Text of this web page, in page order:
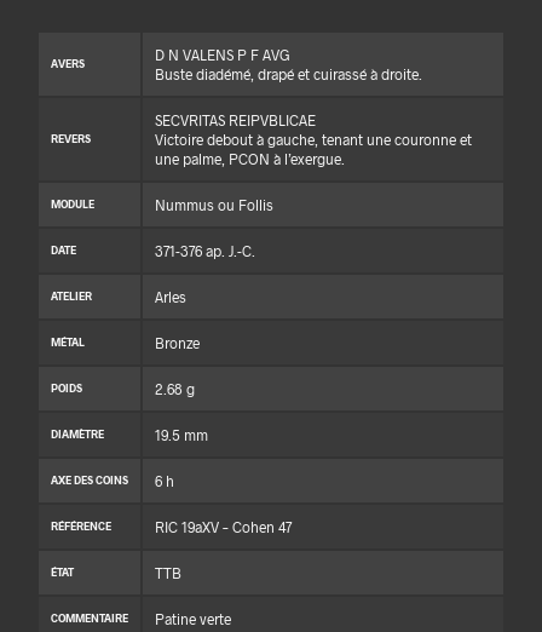
AVERS
D N VALENS P F AVG
Buste diadémé, drapé et cuirassé à droite.
REVERS
SECVRITAS REIPVBLICAE
Victoire debout à gauche, tenant une couronne et
une palme, PCON à l’exergue.
MODULE Nummus ou Follis
DATE 371-376 ap. J.-C.
ATELIER Arles
MÉTAL Bronze
POIDS 2.68 g
DIAMÈTRE 19.5 mm
AXE DES COINS 6 h
RÉFÉRENCE RIC 19aXV – Cohen 47
ÉTAT TTB
COMMENTAIRE Patine verte